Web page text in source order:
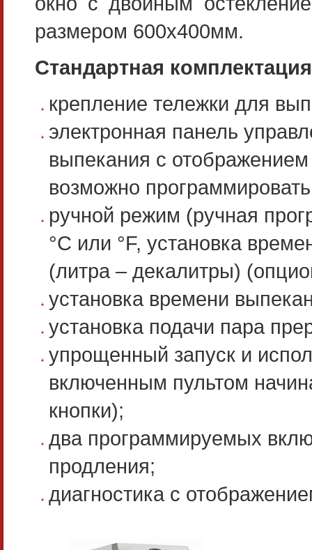
размером 600х400мм.
Стандартная
крепление тележки для
электронная панель
выпекания с
возможно
ручной режим (ручная
°C или °F, установка
(литра – декалитры)
установка времени
установка подачи пара
упрощенный запуск и
включенным пультом
кнопки);
два программируемых
продления;
диагностика с